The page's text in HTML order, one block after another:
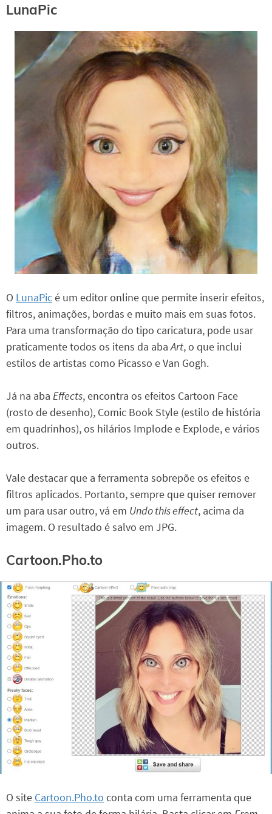
LunaPic
O LunaPicé um editor online que permite inserir efeitos,
filtros, animações, bordas e muito mais em suas fotos.
Para uma transformação do tipo caricatura, pode usar
praticamente todos os itens da abaArt, o que inclui
estilos de artistas como Picasso e Van Gogh.
Já na aba Effects, encontra os efeitos Cartoon Face
(rosto de desenho), Comic Book Style (estilo de história
em quadrinhos), os hilários Implode e Explode, e vários
outros.
Vale destacar que a ferramenta sobrepõe os efeitos e
filtros aplicados. Portanto, sempre que quiser remover
um para usar outro, vá em Undo this effect, acima da
imagem. O resultado é salvo em JPG.
Cartoon.Pho.to
O site Cartoon.Pho.to conta com uma ferramenta que